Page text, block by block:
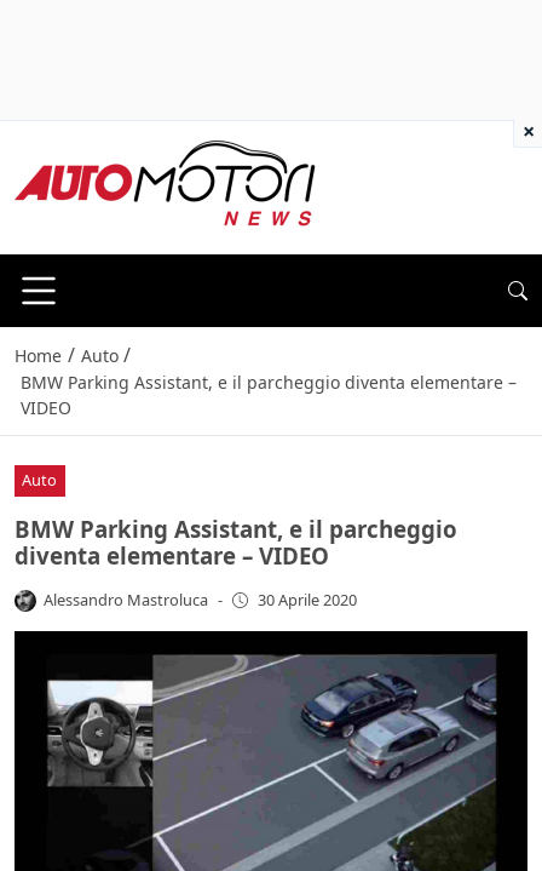
Home / Auto /
BMW Parking Assistant, e il parcheggio diventa elementare –
VIDEO
Auto
BMW Parking Assistant, e il parcheggio
diventa elementare – VIDEO
Alessandro Mastroluca - 30 Aprile 2020
×